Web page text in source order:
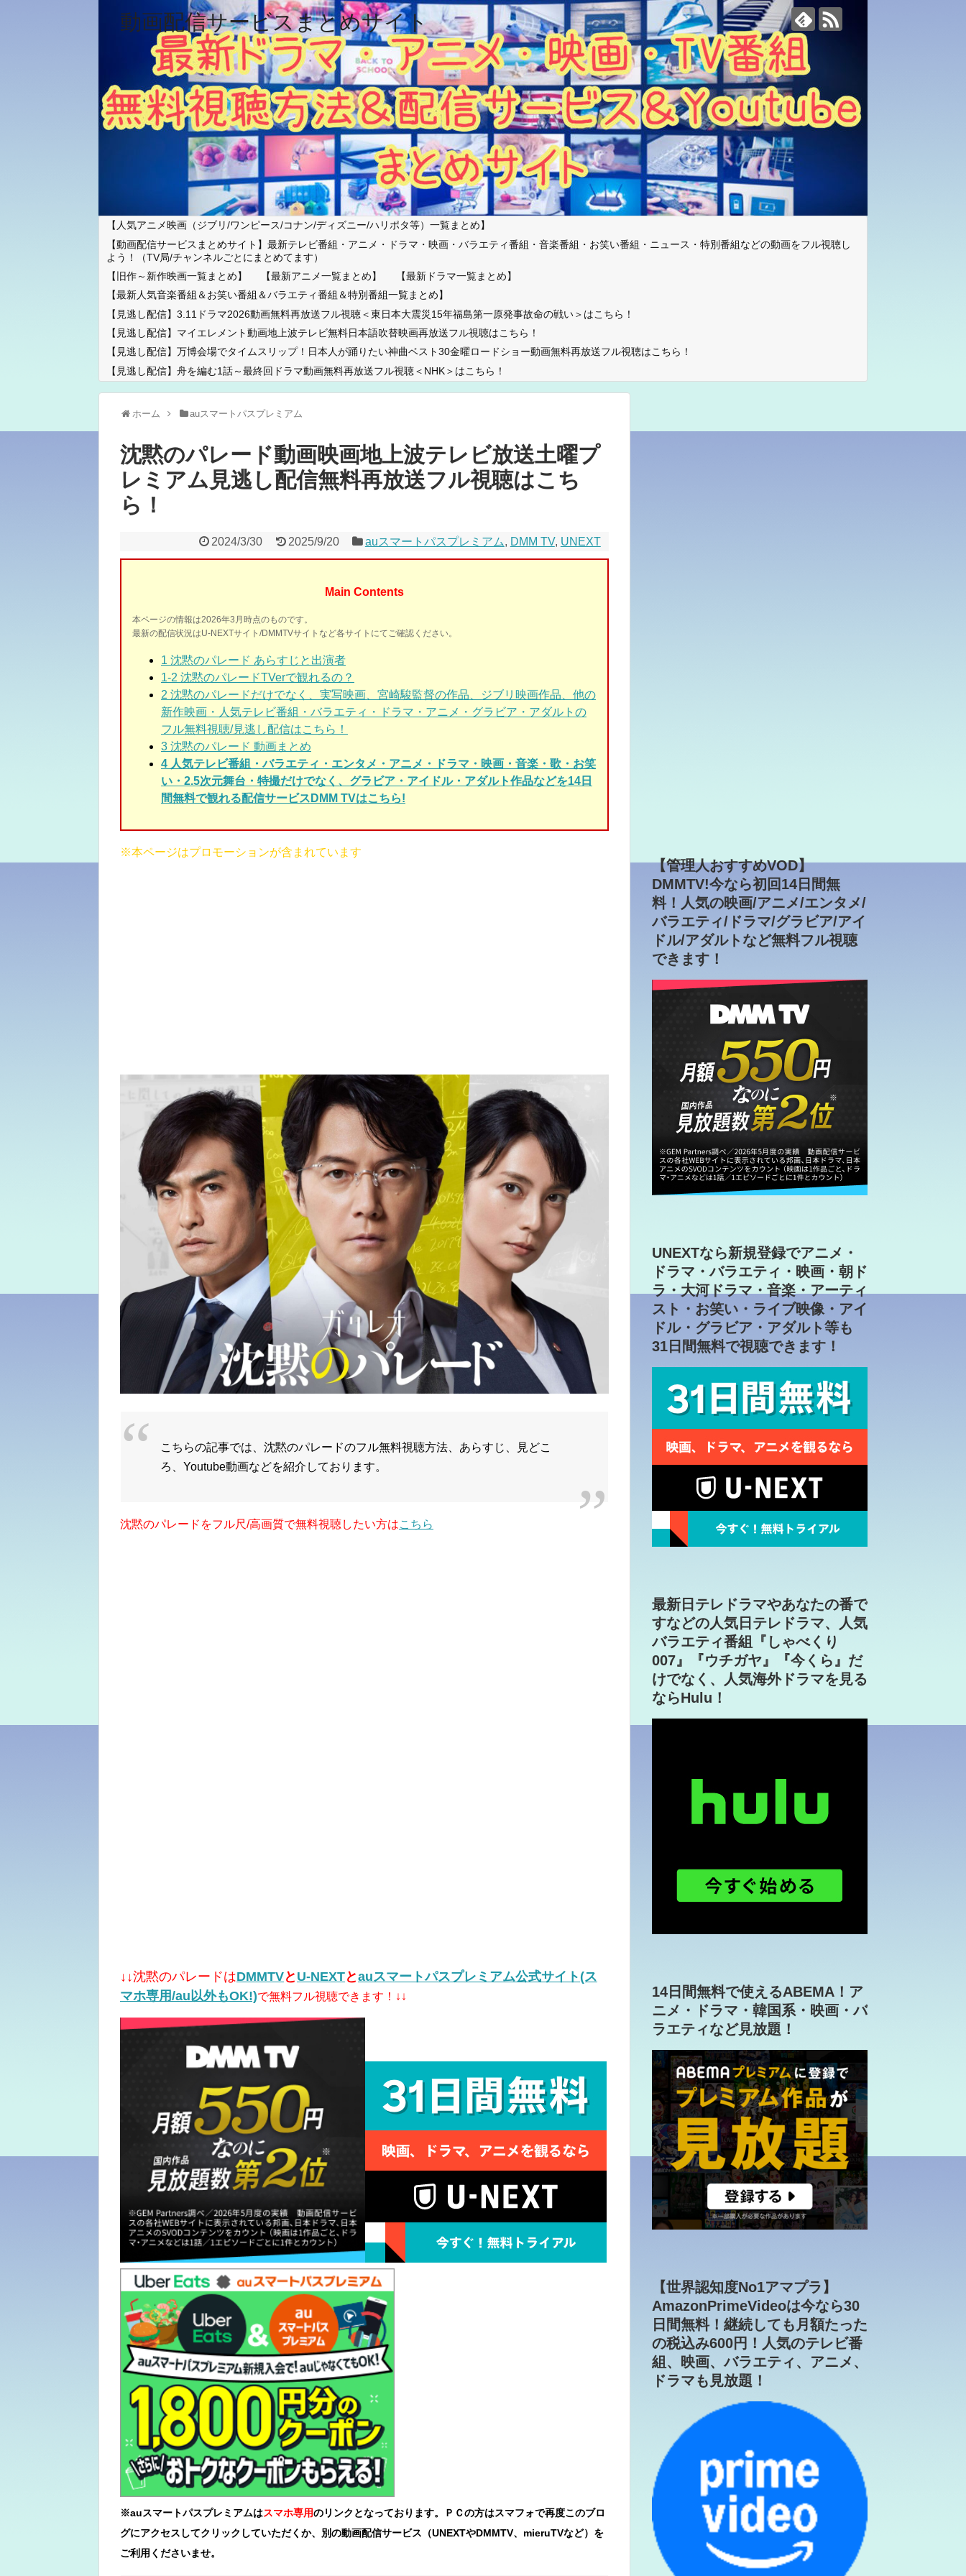
動画配信サービスまとめサイト
【人気アニメ映画（ジブリ/ワンピース/コナン/ディズニー/ハリポタ等）一覧まとめ】
【動画配信サービスまとめサイト】最新テレビ番組・アニメ・ドラマ・映画・バラエティ番組・音楽番組・お笑い番組・ニュース・特別番組などの動画をフル視聴し
よう！（TV局/チャンネルごとにまとめてます）
【旧作～新作映画一覧まとめ】
【最新アニメ一覧まとめ】
【最新ドラマ一覧まとめ】
【最新人気音楽番組＆お笑い番組＆バラエティ番組＆特別番組一覧まとめ】
【見逃し配信】3.11ドラマ2026動画無料再放送フル視聴＜東日本大震災15年福島第一原発事故命の戦い＞はこちら！
【見逃し配信】マイエレメント動画地上波テレビ無料日本語吹替映画再放送フル視聴はこちら！
【見逃し配信】万博会場でタイムスリップ！日本人が踊りたい神曲ベスト30金曜ロードショー動画無料再放送フル視聴はこちら！
【見逃し配信】舟を編む1話～最終回ドラマ動画無料再放送フル視聴＜NHK＞はこちら！
ホーム auスマートパスプレミアム
沈黙のパレード動画映画地上波テレビ放送土曜プ
レミアム見逃し配信無料再放送フル視聴はこち
ら！
2024/3/30 2025/9/20 auスマートパスプレミアム, DMM TV, UNEXT
Main Contents
本ページの情報は2026年3月時点のものです。
最新の配信状況はU-NEXTサイト/DMMTVサイトなど各サイトにてご確認ください。
1 沈黙のパレード あらすじと出演者
1-2 沈黙のパレードTVerで観れるの？
2 沈黙のパレードだけでなく、実写映画、宮崎駿監督の作品、ジブリ映画作品、他の
新作映画・人気テレビ番組・バラエティ・ドラマ・アニメ・グラビア・アダルトの
フル無料視聴/見逃し配信はこちら！
3 沈黙のパレード 動画まとめ
4 人気テレビ番組・バラエティ・エンタメ・アニメ・ドラマ・映画・音楽・歌・お笑
い・2.5次元舞台・特撮だけでなく、グラビア・アイドル・アダルト作品などを14日
間無料で観れる配信サービスDMM TVはこちら!
※本ページはプロモーションが含まれています
こちらの記事では、沈黙のパレードのフル無料視聴方法、あらすじ、見どこ
ろ、Youtube動画などを紹介しております。
沈黙のパレードをフル尺/高画質で無料視聴したい方はこちら
↓↓沈黙のパレードはDMMTVと U-NEXTとauスマートパスプレミアム公式サイト(ス
マホ専用/au以外もOK!)で無料フル視聴できます！↓↓
※auスマートパスプレミアムはスマホ専用のリンクとなっております。ＰＣの方はスマフォで再度このブロ
グにアクセスしてクリックしていただくか、別の動画配信サービス（UNEXTやDMMTV、mieruTVなど）を
ご利用くださいませ。
【管理人おすすめVOD】
DMMTV!今なら初回14日間無
料！人気の映画/アニメ/エンタメ/
バラエティ/ドラマ/グラビア/アイ
ドル/アダルトなど無料フル視聴
できます！
UNEXTなら新規登録でアニメ・
ドラマ・バラエティ・映画・朝ド
ラ・大河ドラマ・音楽・アーティ
スト・お笑い・ライブ映像・アイ
ドル・グラビア・アダルト等も
31日間無料で視聴できます！
最新日テレドラマやあなたの番で
すなどの人気日テレドラマ、人気
バラエティ番組『しゃべくり
007』『ウチガヤ』『今くら』だ
けでなく、人気海外ドラマを見る
ならHulu！
14日間無料で使えるABEMA！ア
ニメ・ドラマ・韓国系・映画・バ
ラエティなど見放題！
【世界認知度No1アマプラ】
AmazonPrimeVideoは今なら30
日間無料！継続しても月額たった
の税込み600円！人気のテレビ番
組、映画、バラエティ、アニメ、
ドラマも見放題！